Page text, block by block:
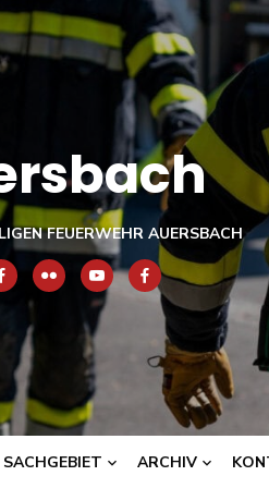
FEUERWEHR AUERSBACH
SACHGEBIET ARCHIV